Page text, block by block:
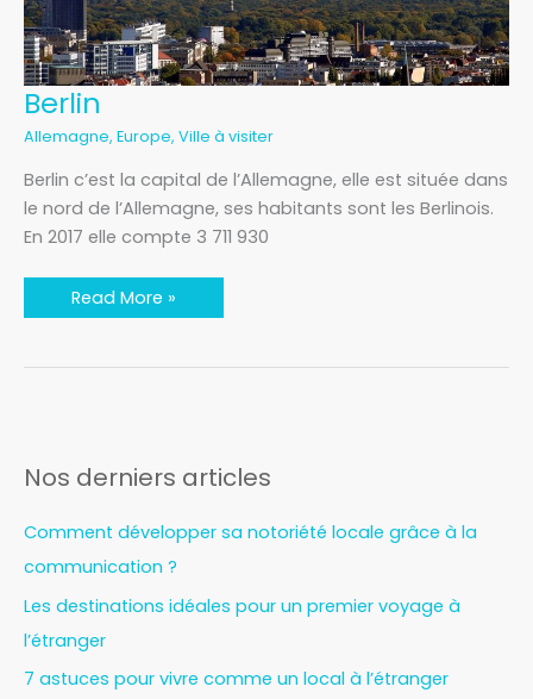
Berlin
Allemagne, Europe, Ville à visiter
Berlin c’est la capital de l’Allemagne, elle est située dans
le nord de l’Allemagne, ses habitants sont les Berlinois.
En 2017 elle compte 3 711 930
Berlin
Read More »
Nos derniers articles
Comment développer sa notoriété locale grâce à la
communication ?
Les destinations idéales pour un premier voyage à
l’étranger
7 astuces pour vivre comme un local à l’étranger